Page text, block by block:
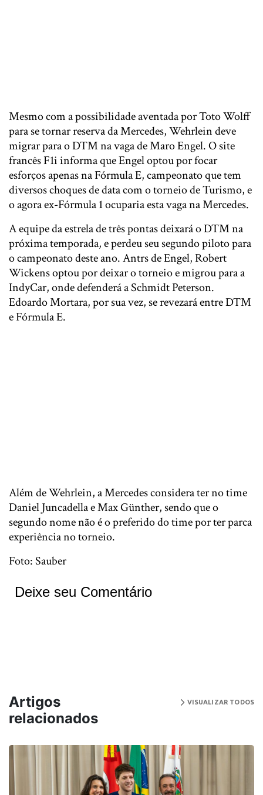
Mesmo com a possibilidade aventada por Toto Wolff
para se tornar reserva da Mercedes, Wehrlein deve
migrar para o DTM na vaga de Maro Engel. O site
francês F1i informa que Engel optou por focar
esforços apenas na Fórmula E, campeonato que tem
diversos choques de data com o torneio de Turismo, e
o agora ex-Fórmula 1 ocuparia esta vaga na Mercedes.
A equipe da estrela de três pontas deixará o DTM na
próxima temporada, e perdeu seu segundo piloto para
o campeonato deste ano. Antrs de Engel, Robert
Wickens optou por deixar o torneio e migrou para a
IndyCar, onde defenderá a Schmidt Peterson.
Edoardo Mortara, por sua vez, se revezará entre DTM
e Fórmula E.
Além de Wehrlein, a Mercedes considera ter no time
Daniel Juncadella e Max Günther, sendo que o
segundo nome não é o preferido do time por ter parca
experiência no torneio.
Foto: Sauber
Deixe seu Comentário
Artigos
relacionados
VISUALIZAR TODOS